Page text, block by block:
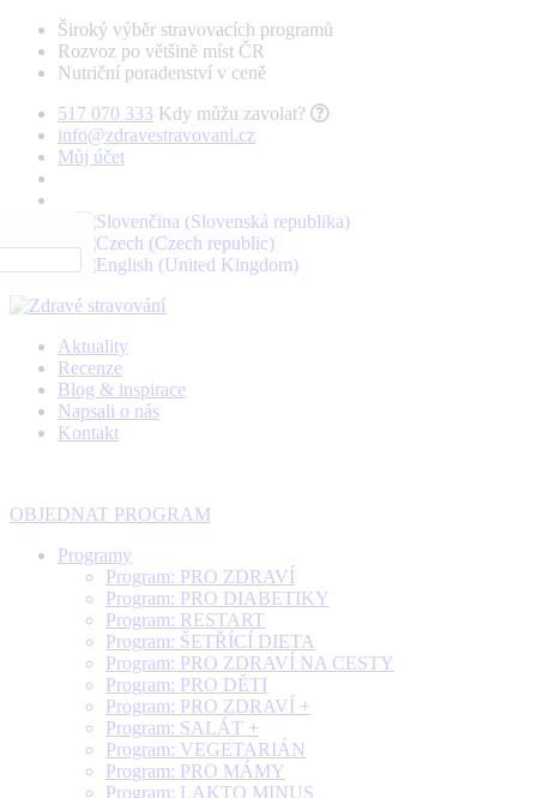
Široký výběr stravovacích programů
Rozvoz po většině míst ČR
Nutriční poradenství v ceně
517 070 333 Kdy můžu zavolat?
info@zdravestravovani.cz
Můj účet
Aktuality
Recenze
Blog & inspirace
Napsali o nás
Kontakt
OBJEDNAT PROGRAM
Programy
Program: PRO ZDRAVÍ
Program: PRO DIABETIKY
Program: RESTART
Program: ŠETŘÍCÍ DIETA
Program: PRO ZDRAVÍ NA CESTY
Program: PRO DĚTI
Program: PRO ZDRAVÍ +
Program: SALÁT +
Program: VEGETARIÁN
Program: PRO MÁMY
Program: LAKTO MINUS